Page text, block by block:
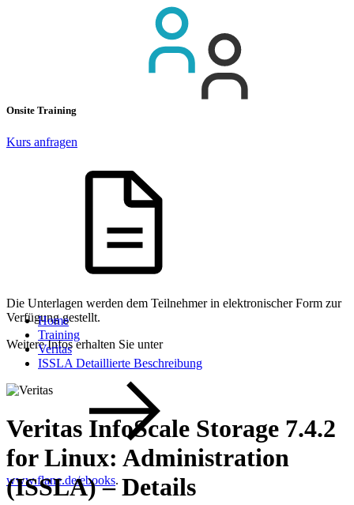
Onsite Training
Kurs anfragen
Die Unterlagen werden dem Teilnehmer in elektronischer Form zur
Verfügung gestellt.
Weitere Infos erhalten Sie unter
www.flane.de/ebooks.
Home
Training
Veritas
ISSLA Detaillierte Beschreibung
Veritas InfoScale Storage 7.4.2
for Linux: Administration
(ISSLA) – Details